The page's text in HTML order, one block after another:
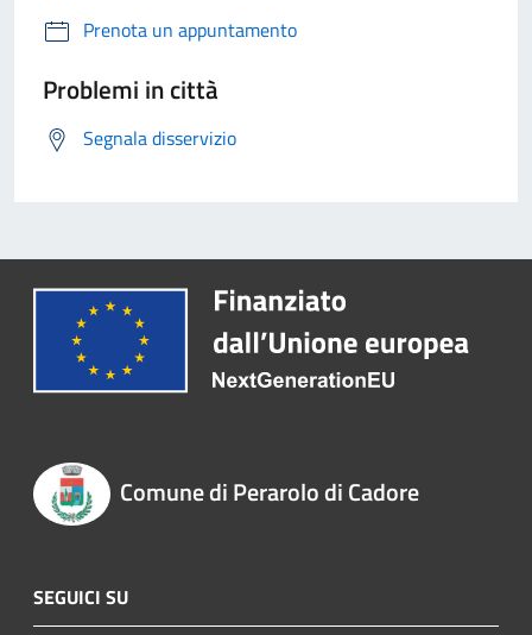
Prenota un appuntamento
Problemi in città
Segnala disservizio
Comune di Perarolo di Cadore
SEGUICI SU